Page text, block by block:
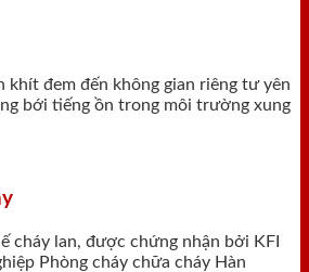
khít đem đến không gian riêng tư yên
bới tiếng ồn trong môi trường xung
cháy lan, được chứng nhận bởi KFI
Phòng cháy chữa cháy Hàn